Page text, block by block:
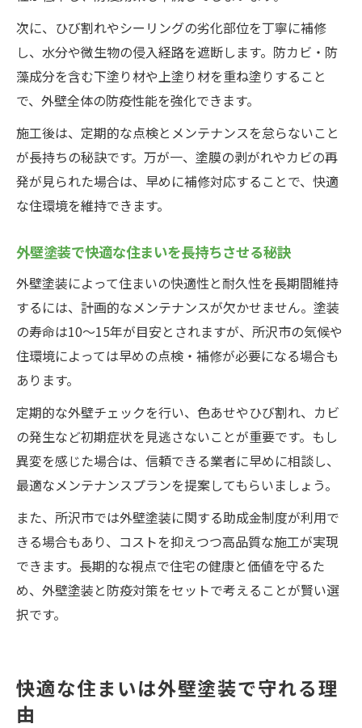
次に、ひび割れやシーリングの劣化部位を丁寧に補修
し、水分や微生物の侵入経路を遮断します。防カビ・防
藻成分を含む下塗り材や上塗り材を重ね塗りすること
で、外壁全体の防疫性能を強化できます。
施工後は、定期的な点検とメンテナンスを怠らないこと
が長持ちの秘訣です。万が一、塗膜の剥がれやカビの再
発が見られた場合は、早めに補修対応することで、快適
な住環境を維持できます。
外壁塗装で快適な住まいを長持ちさせる秘訣
外壁塗装によって住まいの快適性と耐久性を長期間維持
するには、計画的なメンテナンスが欠かせません。塗装
の寿命は10〜15年が目安とされますが、所沢市の気候や
住環境によっては早めの点検・補修が必要になる場合も
あります。
定期的な外壁チェックを行い、色あせやひび割れ、カビ
の発生など初期症状を見逃さないことが重要です。もし
異変を感じた場合は、信頼できる業者に早めに相談し、
最適なメンテナンスプランを提案してもらいましょう。
また、所沢市では外壁塗装に関する助成金制度が利用で
きる場合もあり、コストを抑えつつ高品質な施工が実現
できます。長期的な視点で住宅の健康と価値を守るた
め、外壁塗装と防疫対策をセットで考えることが賢い選
択です。
快適な住まいは外壁塗装で守れる理
由